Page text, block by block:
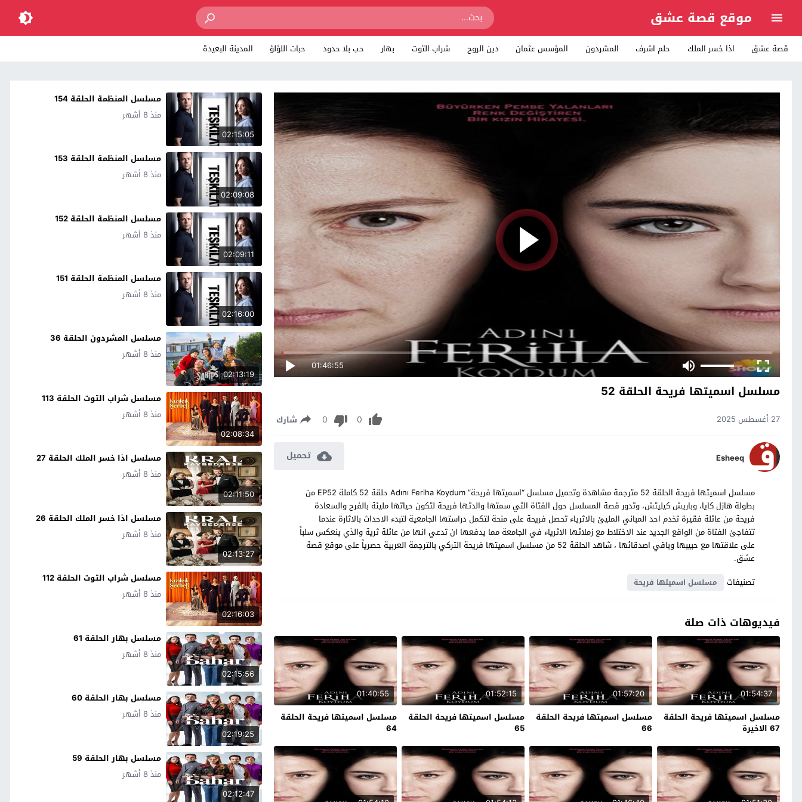
موقع قصة عشق
قصة عشق اذا خسر الملك حلم اشرف المشردون المؤسس عثمان دين الروح شراب التوت بهار حب بلا حدود حبات اللؤلؤ المدينة البعيدة
01:46:55
مسلسل اسميتها فريحة الحلقة 52
27 أغسطس 2025 0
0 شارك
Esheeq تحميل
مسلسل اسميتها فريحة الحلقة 52 مترجمة مشاهدة وتحميل مسلسل “اسميتها فريحة” Adını Feriha Koydum حلقة 52 كاملة EP52 من
بطولة هازل كايا، وباريش كيليتش، وتدور قصة المسلسل حول الفتاة التي سمتها والدتها فريحة لتكون حياتها مليئة بالفرح والسعادة
فريحة من عائلة فقيرة تخدم احد المباني المليئ بالاثرياء تحصل فريحة على منحة لتكمل دراستها الجامعية لتبدء الاحداث بالاثارة عندما
تتفاجئ الفتاة من الواقع الجديد عند الاختلاط مع زملائها الاثرياء في الجامعة مما يدفعها ان تدعي انها من عائلة ثرية والذي ينعكس سلباً
على علاقتها مع حبيبها وباقي اصدقائها ، شاهد الحلقة 52 من مسلسل اسميتها فريحة التركي بالترجمة العربية حصرياً على موقع قصة
عشق.
تصنيفات
مسلسل اسميتها فريحة
فيديوهات ذات صلة
01:54:37
مسلسل اسميتها فريحة الحلقة
67 الاخيرة
01:57:20
مسلسل اسميتها فريحة الحلقة
66
01:52:15
مسلسل اسميتها فريحة الحلقة
65
01:40:55
مسلسل اسميتها فريحة الحلقة
64
02:15:05
مسلسل المنظمة الحلقة 154
منذ 8 أشهر
02:09:08
مسلسل المنظمة الحلقة 153
منذ 8 أشهر
02:09:11
مسلسل المنظمة الحلقة 152
منذ 8 أشهر
02:16:00
مسلسل المنظمة الحلقة 151
منذ 8 أشهر
02:13:19
مسلسل المشردون الحلقة 36
منذ 8 أشهر
02:08:34
مسلسل شراب التوت الحلقة 113
منذ 8 أشهر
02:11:50
مسلسل اذا خسر الملك الحلقة 27
منذ 8 أشهر
02:13:27
مسلسل اذا خسر الملك الحلقة 26
منذ 8 أشهر
02:16:03
مسلسل شراب التوت الحلقة 112
منذ 8 أشهر
02:15:56
مسلسل بهار الحلقة 61
منذ 8 أشهر
02:19:25
مسلسل بهار الحلقة 60
منذ 8 أشهر
02:12:47
مسلسل بهار الحلقة 59
منذ 8 أشهر